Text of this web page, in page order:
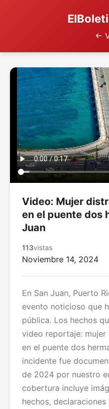
←
Video: Mujer
en el puente dos
Juan
113vistas
Noviembre 14, 2024
En San Juan, Puerto
evento noticioso que
pública. Los hechos
video reportaje:
en el puente dos
incidente fue
de 2024 por nuestro
cobertura incluye
hechos,